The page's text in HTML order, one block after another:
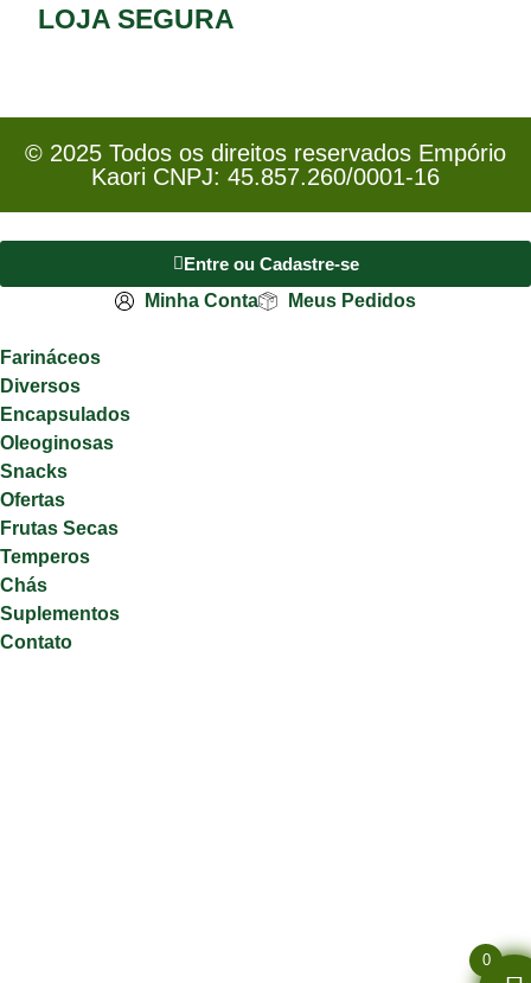
LOJA SEGURA
© 2025 Todos os direitos reservados Empório
Kaori CNPJ: 45.857.260/0001-16
0
Entre ou Cadastre-se
Minha Conta
Meus Pedidos
Farináceos
Diversos
Encapsulados
Oleoginosas
Snacks
Ofertas
Frutas Secas
Temperos
Chás
Suplementos
Contato